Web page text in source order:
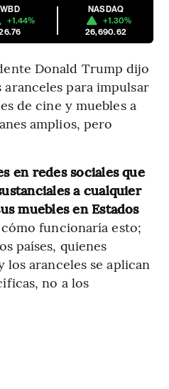
WBD
+1.44%
NASDAQ
+1.30%
26,690.62
Donald Trump dijo
para impulsar
de cine y muebles a
amplios, pero
en redes sociales que
a cualquier
muebles en Estados
funcionaría esto;
países, quienes
los aranceles se aplican
no a los